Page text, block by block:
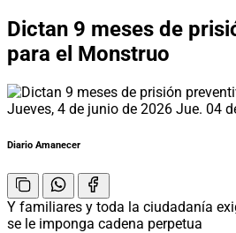
Dictan 9 meses de
para el Monstruo
Jueves, 4 de junio de 2026 Jue. 04
Diario Amanecer
Y familiares y toda la ciudadanía
se le imponga cadena perpetua